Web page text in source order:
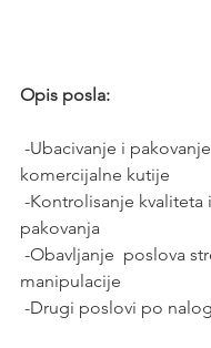
Opis posla:
komercijalne kutije
pakovanja
manipulacije
-Drugi poslovi po